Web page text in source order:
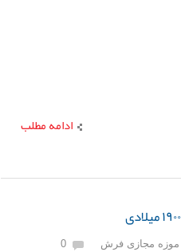
ادامه مطلب
موزه مجازی فرش
0